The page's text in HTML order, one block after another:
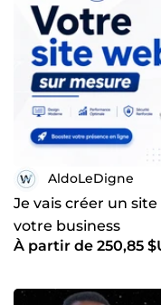
AldoLeDigne
Je vais créer un
votre business
À partir de 250,85